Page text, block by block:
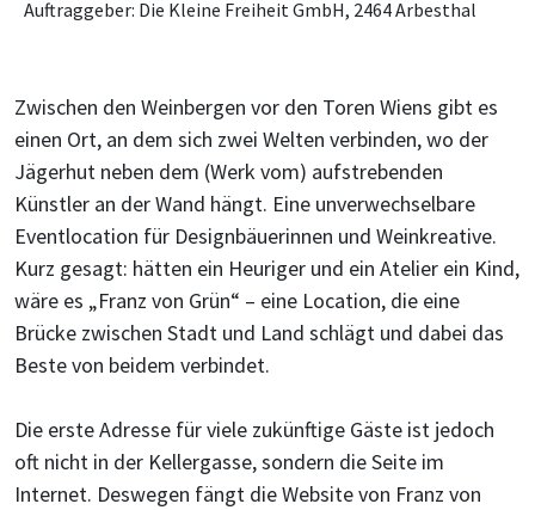
Auftraggeber: Die Kleine Freiheit GmbH, 2464 Arbesthal
Zwischen den Weinbergen vor den Toren Wiens gibt es
einen Ort, an dem sich zwei Welten verbinden, wo der
Jägerhut neben dem (Werk vom) aufstrebenden
Künstler an der Wand hängt. Eine unverwechselbare
Eventlocation für Designbäuerinnen und Weinkreative.
Kurz gesagt: hätten ein Heuriger und ein Atelier ein Kind,
wäre es „Franz von Grün“ – eine Location, die eine
Brücke zwischen Stadt und Land schlägt und dabei das
Beste von beidem verbindet.
Die erste Adresse für viele zukünftige Gäste ist jedoch
oft nicht in der Kellergasse, sondern die Seite im
Internet. Deswegen fängt die Website von Franz von